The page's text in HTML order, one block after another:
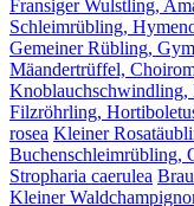
Fransiger Wulstling,
Schleimrübling,
Gemeiner Rübling,
Mäandertrüffel,
Knoblauchschwindling,
Filzröhrling,
rosea Kleiner
Buchenschleimrübling,
Stropharia caerulea
Kleiner